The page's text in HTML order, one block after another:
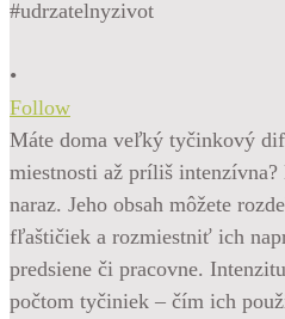
•
Follow
Máte doma veľký tyčinkový
miestnosti až príliš
naraz. Jeho obsah môžete
fľaštičiek a rozmiestniť ich
predsiene či pracovne.
počtom tyčiniek – čím ich